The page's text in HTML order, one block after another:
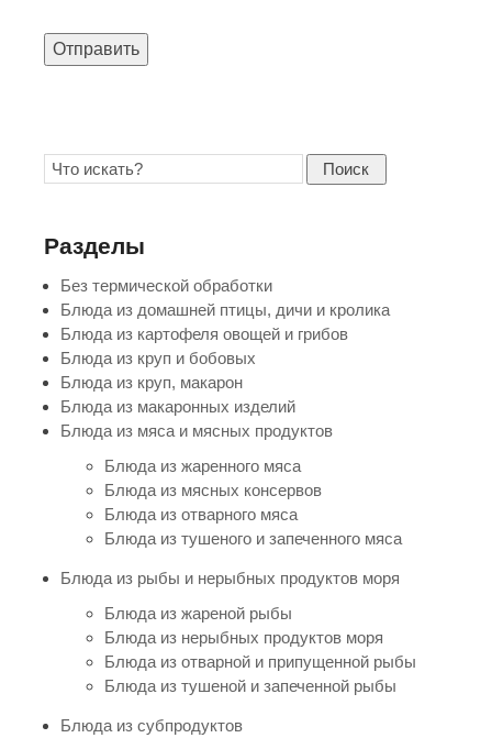
Отправить
Поиск
Разделы
Без термической обработки
Блюда из домашней птицы, дичи и кролика
Блюда из картофеля овощей и грибов
Блюда из круп и бобовых
Блюда из круп, макарон
Блюда из макаронных изделий
Блюда из мяса и мясных продуктов
Блюда из жаренного мяса
Блюда из мясных консервов
Блюда из отварного мяса
Блюда из тушеного и запеченного мяса
Блюда из рыбы и нерыбных продуктов моря
Блюда из жареной рыбы
Блюда из нерыбных продуктов моря
Блюда из отварной и припущенной рыбы
Блюда из тушеной и запеченной рыбы
Блюда из субпродуктов